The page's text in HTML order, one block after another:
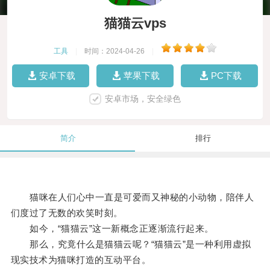
猫猫云vps
工具 时间：2024-04-26
安卓下载 苹果下载 PC下载
安卓市场，安全绿色
简介 排行
猫咪在人们心中一直是可爱而又神秘的小动物，陪伴人
们度过了无数的欢笑时刻。
如今，“猫猫云”这一新概念正逐渐流行起来。
那么，究竟什么是猫猫云呢？“猫猫云”是一种利用虚拟
现实技术为猫咪打造的互动平台。